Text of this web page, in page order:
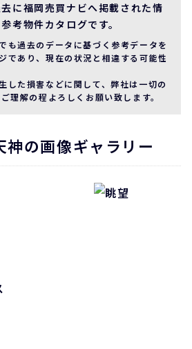
に福岡売買ナビへ掲載された情
考物件カタログです。
も過去のデータに基づく参考データを
であり、現在の状況と相違する可能性
した損害などに関して、弊社は一切の
理解の程よろしくお願い致します。
神の画像ギャラリー